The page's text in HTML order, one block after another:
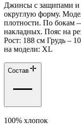
Джинсы с защипами и
округлую форму.
плотности. По бокам
накладных. Пояс на
Рост: 188 см Грудь –
на модели: ХL
Состав
100% хлопок